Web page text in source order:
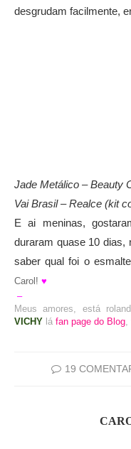
desgrudam facilmente,
Jade Metálico – Beauty
Vai Brasil – Realce (kit
E ai meninas,
duraram quase 10 dias,
saber qual foi o
Carol! ♥
–
Meus amores, está
VICHY lá fan page do Blog,
19